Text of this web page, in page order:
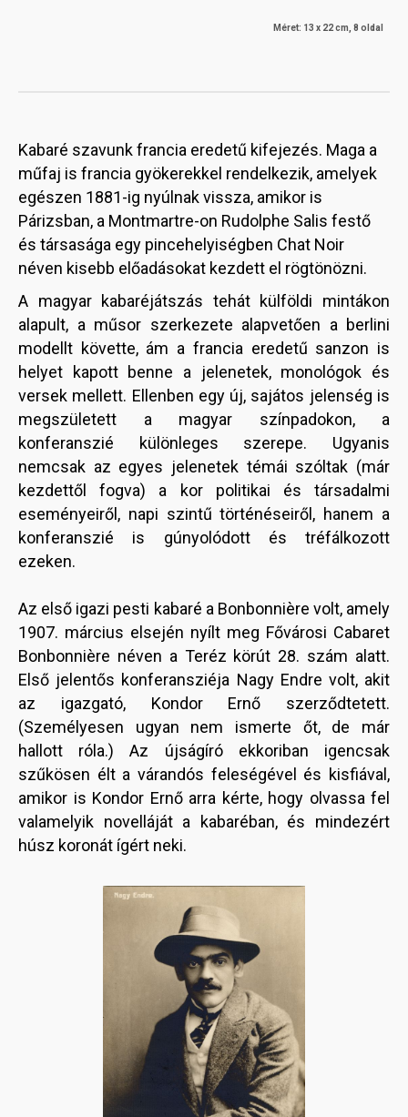
Méret: 13 x 22 cm, 8 oldal
Kabaré szavunk francia eredetű kifejezés. Maga a
műfaj is francia gyökerekkel rendelkezik, amelyek
egészen 1881-ig nyúlnak vissza, amikor is
Párizsban, a Montmartre-on Rudolphe Salis festő
és társasága egy pincehelyiségben Chat Noir
néven kisebb előadásokat kezdett el rögtönözni.
A magyar kabaréjátszás tehát külföldi mintákon
alapult, a műsor szerkezete alapvetően a berlini
modellt követte, ám a francia eredetű sanzon is
helyet kapott benne a jelenetek, monológok és
versek mellett. Ellenben egy új, sajátos jelenség is
megszületett a magyar színpadokon, a
konferanszié különleges szerepe. Ugyanis
nemcsak az egyes jelenetek témái szóltak (már
kezdettől fogva) a kor politikai és társadalmi
eseményeiről, napi szintű történéseiről, hanem a
konferanszié is gúnyolódott és tréfálkozott
ezeken.
Az első igazi pesti kabaré a Bonbonnière volt, amely
1907. március elsején nyílt meg Fővárosi Cabaret
Bonbonnière néven a Teréz körút 28. szám alatt.
Első jelentős konferansziéja Nagy Endre volt, akit
az igazgató, Kondor Ernő szerződtetett.
(Személyesen ugyan nem ismerte őt, de már
hallott róla.) Az újságíró ekkoriban igencsak
szűkösen élt a várandós feleségével és kisfiával,
amikor is Kondor Ernő arra kérte, hogy olvassa fel
valamelyik novelláját a kabaréban, és mindezért
húsz koronát ígért neki.